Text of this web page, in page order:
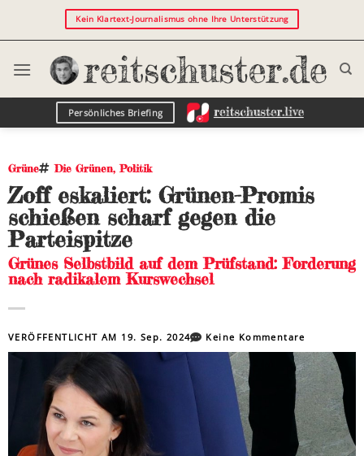
Kein Klartext-Journalismus ohne Ihre Unterstützung
Persönliches Briefing
Grüne Die Grünen,Politik
Zoff eskaliert: Grünen-Promis
schießen scharf gegen die
Parteispitze
Grünes Selbstbild auf dem Prüfstand: Forderung
nach radikalem Kurswechsel
VERÖFFENTLICHT AM 19. Sep. 2024 Keine Kommentare